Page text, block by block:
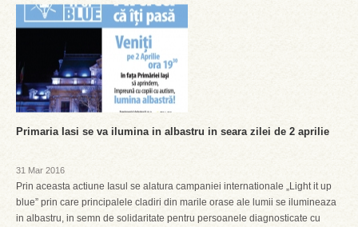
Primaria Iasi se va ilumina in albastru in seara zilei de 2 aprilie
31 Mar 2016
Prin aceasta actiune Iasul se alatura campaniei internationale „Light it up
blue” prin care principalele cladiri din marile orase ale lumii se ilumineaza
in albastru, in semn de solidaritate pentru persoanele diagnosticate cu